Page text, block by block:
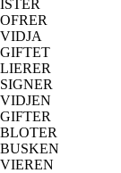
ISTER
OFRER
VIDJA
GIFTET
LIERER
SIGNER
VIDJEN
GIFTER
BLOTER
BUSKEN
VIEREN